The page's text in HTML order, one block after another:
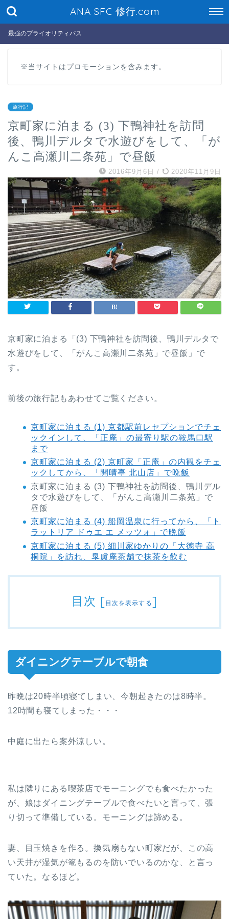
ANA SFC 修行.com
最強のプライオリティパス
※当サイトはプロモーションを含みます。
旅行記
京町家に泊まる (3) 下鴨神社を訪問
後、鴨川デルタで水遊びをして、「が
んこ高瀬川二条苑」で昼飯
2016年9月6日 / 2020年11月9日
京町家に泊まる「(3) 下鴨神社を訪問後、鴨川デルタで
水遊びをして、「がんこ高瀬川二条苑」で昼飯」で
す。
前後の旅行記もあわせてご覧ください。
京町家に泊まる (1) 京都駅前レセプションでチェ
ックインして、「正庵」の最寄り駅の鞍馬口駅
まで
京町家に泊まる (2) 京町家「正庵」の内観をチェ
ックしてから、「開晴亭 北山店」で晩飯
京町家に泊まる (3) 下鴨神社を訪問後、鴨川デル
タで水遊びをして、「がんこ高瀬川二条苑」で
昼飯
京町家に泊まる (4) 船岡温泉に行ってから、「ト
ラットリア ドゥエ エ メッツォ」で晩飯
京町家に泊まる (5) 細川家ゆかりの「大徳寺 高
桐院」を訪れ、皐盧庵茶舗で抹茶を飲む
目次 [目次を表示する]
ダイニングテーブルで朝食
昨晩は20時半頃寝てしまい、今朝起きたのは8時半。
12時間も寝てしまった・・・
中庭に出たら案外涼しい。
私は隣りにある喫茶店でモーニングでも食べたかった
が、娘はダイニングテーブルで食べたいと言って、張
り切って準備している。モーニングは諦める。
妻、目玉焼きを作る。換気扇もない町家だが、この高
い天井が湿気が篭もるのを防いでいるのかな、と言っ
ていた。なるほど。